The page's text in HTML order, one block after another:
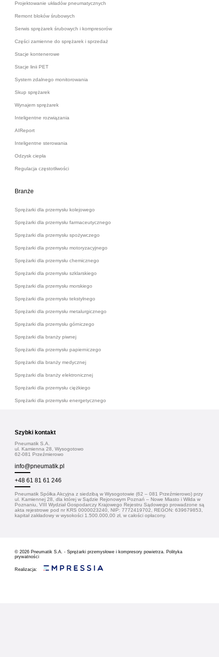
Projektowanie układów pneumatycznych
Remont bloków śrubowych
Serwis sprężarek śrubowych i kompresorów
Części zamienne do sprężarek i sprzedaż
Stacje kontenerowe
Stacje linii PET
System zdalnego monitorowania
Skup sprężarek
Wynajem sprężarek
Inteligentne rozwiązania
AIReport
Inteligentne sterowania
Odzysk ciepła
Regulacja częstotliwości
Branże
Sprężarki dla przemysłu kolejowego
Sprężarki dla przemysłu farmaceutycznego
Sprężarki dla przemysłu spożywczego
Sprężarki dla przemysłu motoryzacyjnego
Sprężarki dla przemysłu chemicznego
Sprężarki dla przemysłu szklarskiego
Sprężarki dla przemysłu morskiego
Sprężarki dla przemysłu tekstylnego
Sprężarki dla przemysłu metalurgicznego
Sprężarki dla przemysłu górniczego
Sprężarki dla branży piwnej
Sprężarki dla przemysłu papierniczego
Sprężarki dla branży medycznej
Sprężarki dla branży elektronicznej
Sprężarki dla przemysłu ciężkiego
Sprężarki dla przemysłu energetycznego
Szybki kontakt
Pneumatik S.A.
ul. Kamienna 28, Wysogotowo
62-081 Przeźmierowo
info@pneumatik.pl
+48 61 81 61 246
Pneumatik Spółka Akcyjna z siedzibą w Wysogotowie (62 – 081 Przeźmierowo) przy
ul. Kamiennej 28, dla której w Sądzie Rejonowym Poznań – Nowe Miasto i Wilda w
Poznaniu, VIII Wydział Gospodarczy Krajowego Rejestru Sądowego prowadzone są
akta rejestrowe pod nr KRS 0000023240, NIP: 7772419702, REGON: 639679853,
kapitał zakładowy w wysokości 1.500.000,00 zł, w całości opłacony.
© 2026 Pneumatik S.A. - Sprężarki przemysłowe i kompresory powietrza. Polityka
prywatności
Realizacja: